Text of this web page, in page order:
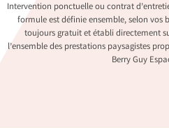
Intervention ponctuelle ou contrat
formule est définie ensemble, selon vos
toujours gratuit et établi directement
l’ensemble des prestations paysagistes
Berry Guy